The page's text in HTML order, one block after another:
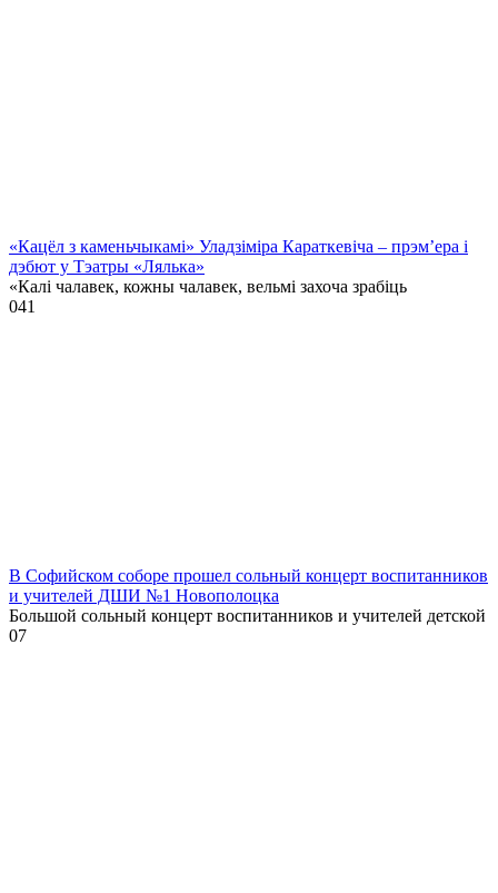
«Кацёл з каменьчыкамі» Уладзіміра Караткевіча – прэм’ера і
дэбют у Тэатры «Лялька»
«Калі чалавек, кожны чалавек, вельмі захоча зрабіць
041
В Софийском соборе прошел сольный концерт воспитанников
и учителей ДШИ №1 Новополоцка
Большой сольный концерт воспитанников и учителей детской
07